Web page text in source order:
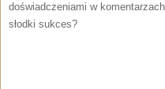
doświadczeniami w
słodki sukces?